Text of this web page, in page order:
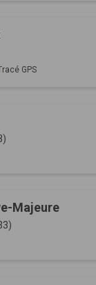
GPS
Majeure